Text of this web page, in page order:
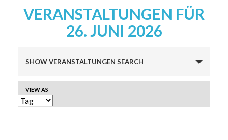
VERANSTALTUNGEN FÜR
26. JUNI 2026
Suche
und
Ansichten,
SHOW VERANSTALTUNGEN SEARCH
VERANSTALTUNG
ANSICHTEN-
VIEW AS